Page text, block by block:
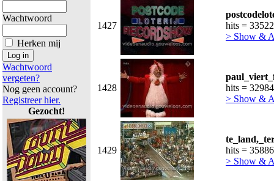
Wachtwoord
Herken mij
Wachtwoord
vergeten?
Nog geen account?
Registreer hier.
Gezocht!
1427
hits = 33522
> Show &
1428
hits = 32984
> Show &
1429
hits = 35886
> Show &